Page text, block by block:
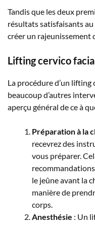
Tandis que les deux
résultats satisfaisants
créer un rajeunissement
Lifting cervico
La procédure d’un lifting
beaucoup d’autres
aperçu général de ce à
Préparation à la
recevrez des
vous préparer.
le jeûne avant la
manière de
corps.
Anesthésie : Un